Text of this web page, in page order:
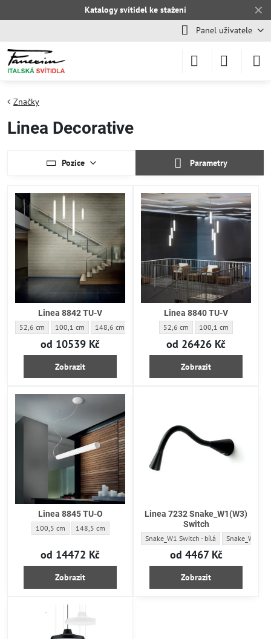
✕
Katalogy svítidel ke stažení
Panel uživatele
Značky
Linea Decorative
Pozice Parametry
Linea 8842 TU-V
Linea 8842 TU-V - Délka difusoru:
52,6 cm Linea 8842 TU-V - Délka difusoru:
100,1 cm Linea 8842 TU-V - Délka difusoru:
148,6 cm
od 10539 Kč
Zobrazit
Linea 8840 TU-V
Linea 8840 TU-V - Délka difusoru:
52,6 cm Linea 8840 TU-V -
100,1 cm
od 26426 Kč
Zobrazit
Linea 8845 TU-O
Linea 8845 TU-O - Délka difusoru:
100,5 cm Linea 8845 TU-O - Délka difusoru:
148,5 cm
od 14472 Kč
Zobrazit
Linea 7232 Snake_W1(W3)
Switch
Linea 7232 Snake_W1(W3) Switch - Typ -
Snake_W1 Switch - bílá Linea 7232
Snake_W1
od 4467 Kč
Zobrazit